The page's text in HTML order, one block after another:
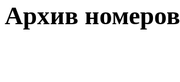
Архив номеров